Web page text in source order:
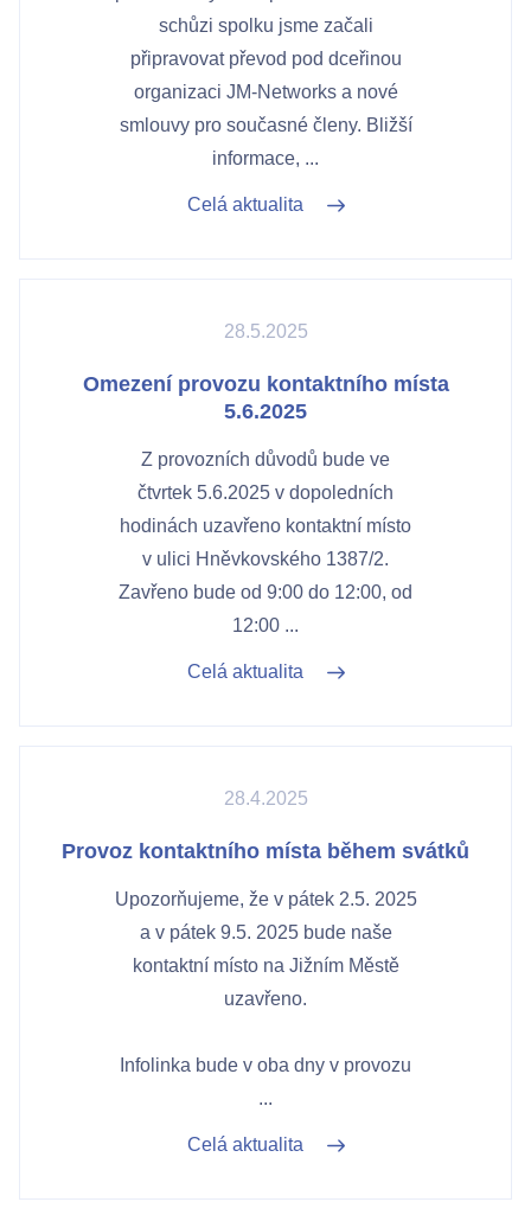
schůzi spolku jsme začali
připravovat převod pod dceřinou
organizaci JM-Networks a nové
smlouvy pro současné členy. Bližší
informace, ...
Celá aktualita
28.5.2025
Omezení provozu kontaktního místa
5.6.2025
Z provozních důvodů bude ve
čtvrtek 5.6.2025 v dopoledních
hodinách uzavřeno kontaktní místo
v ulici Hněvkovského 1387/2.
Zavřeno bude od 9:00 do 12:00, od
12:00 ...
Celá aktualita
28.4.2025
Provoz kontaktního místa během svátků
Upozorňujeme, že v pátek 2.5. 2025
a v pátek 9.5. 2025 bude naše
kontaktní místo na Jižním Městě
uzavřeno.
Infolinka bude v oba dny v provozu
...
Celá aktualita